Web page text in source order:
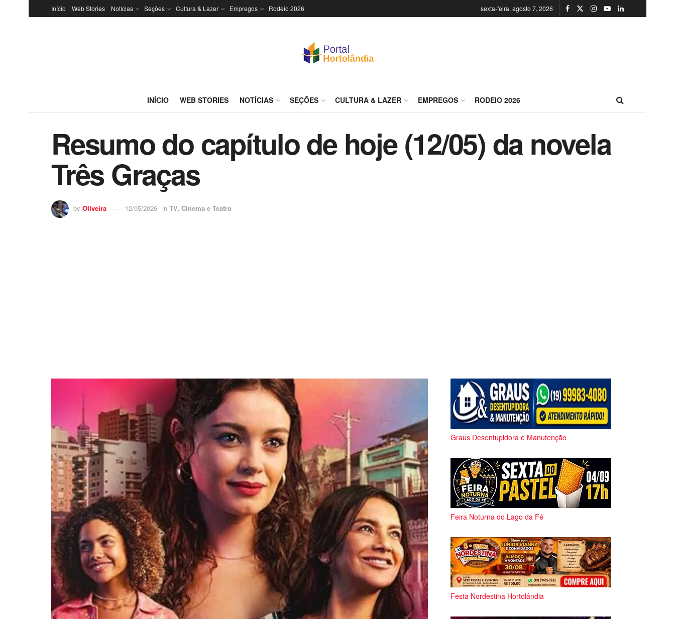
Início Web Stories Notícias Seções Cultura & Lazer Empregos Rodeio 2026 sexta-feira, agosto 7, 2026
INÍCIO WEB STORIES NOTÍCIAS SEÇÕES CULTURA & LAZER EMPREGOS RODEIO 2026
Resumo do capítulo de hoje (12/05) da novela
Três Graças
by Oliveira 12/05/2026 in TV, Cinema e Teatro
Graus Desentupidora e Manutenção
Feira Noturna do Lago da Fé
Festa Nordestina Hortolândia